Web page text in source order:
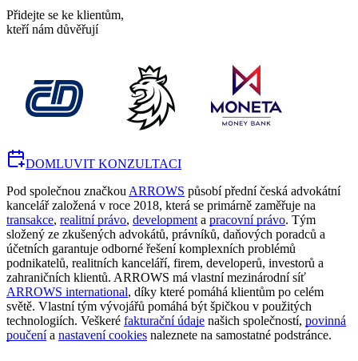
Přidejte se ke klientům,
kteří nám důvěřují
DOMLUVIT KONZULTACI
Pod společnou značkouARROWS působí přední česká advokátní
kancelář založená v roce 2018, která se primárně zaměřuje na
transakce, realitní právo, developmenta pracovní právo. Tým
složený ze zkušených advokátů, právníků, daňových poradců a
účetních garantuje odborné řešení komplexních problémů
podnikatelů, realitních kanceláří, firem, developerů, investorů a
zahraničních klientů. ARROWS má vlastní mezinárodní síť
ARROWS international, díky které pomáhá klientům po celém
světě. Vlastní tým vývojářů pomáhá být špičkou v použitých
technologiích. Veškeré fakturační údaje našich společností, povinná
poučenía nastavení cookies naleznete na samostatné podstránce.